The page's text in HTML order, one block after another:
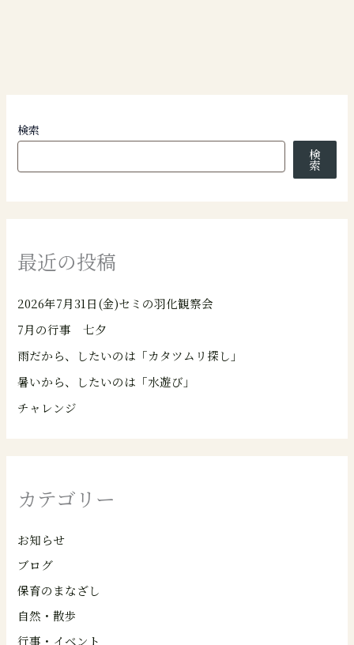
検索
検
索
最近の投稿
2026年7月31日(金)セミの羽化観察会
7月の行事 七夕
雨だから、したいのは「カタツムリ探し」
暑いから、したいのは「水遊び」
チャレンジ
カテゴリー
お知らせ
ブログ
保育のまなざし
自然・散歩
行事・イベント